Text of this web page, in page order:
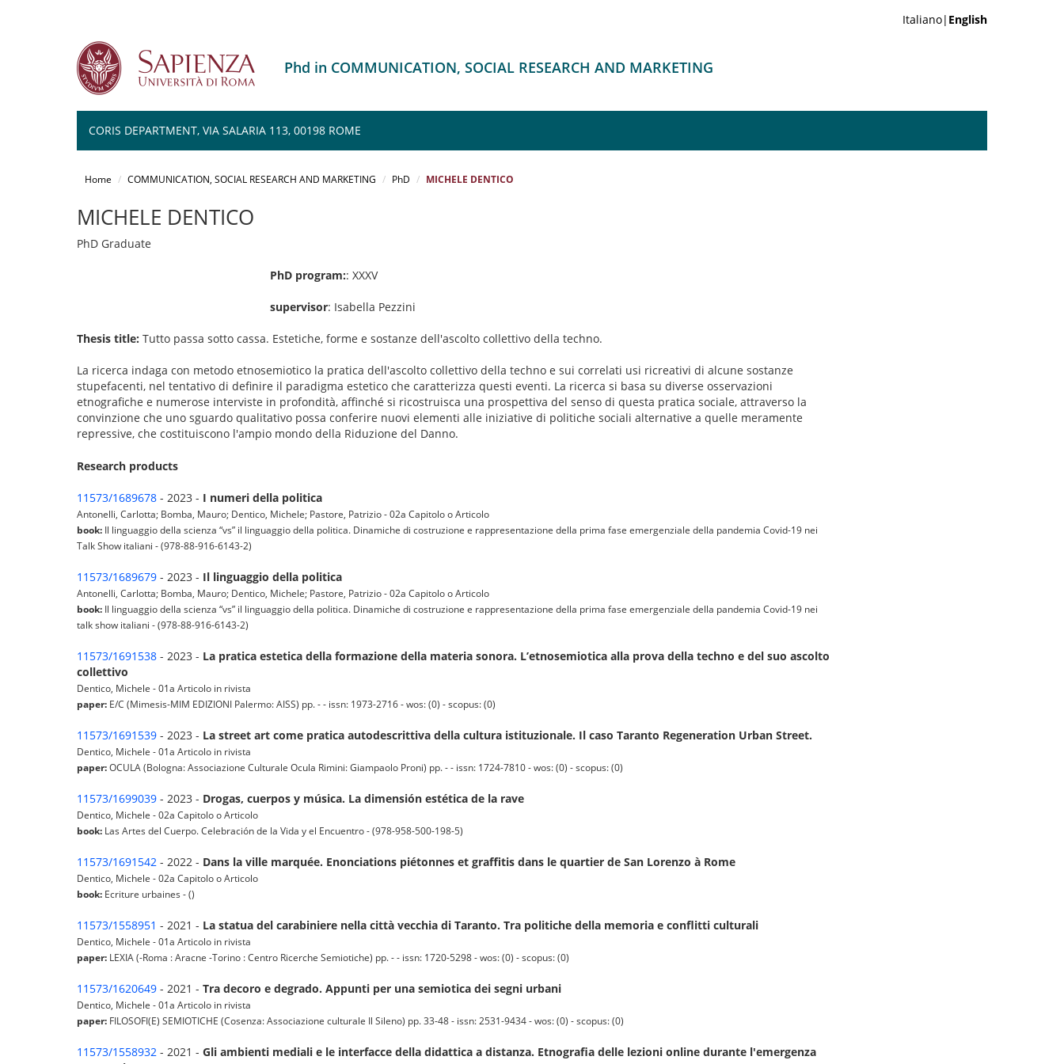
Italiano| English
Phd in COMMUNICATION, SOCIAL RESEARCH AND MARKETING
CORIS DEPARTMENT, VIA SALARIA 113, 00198 ROME
Home COMMUNICATION, SOCIAL RESEARCH AND MARKETING PhD MICHELE DENTICO
MICHELE DENTICO
PhD Graduate
PhD program:: XXXV
supervisor: Isabella Pezzini
Thesis title: Tutto passa sotto cassa. Estetiche, forme e sostanze dell'ascolto collettivo della techno.
La ricerca indaga con metodo etnosemiotico la pratica dell'ascolto collettivo della techno e sui correlati usi ricreativi di alcune sostanze
stupefacenti, nel tentativo di definire il paradigma estetico che caratterizza questi eventi. La ricerca si basa su diverse osservazioni
etnografiche e numerose interviste in profondità, affinché si ricostruisca una prospettiva del senso di questa pratica sociale, attraverso la
convinzione che uno sguardo qualitativo possa conferire nuovi elementi alle iniziative di politiche sociali alternative a quelle meramente
repressive, che costituiscono l'ampio mondo della Riduzione del Danno.
Research products
11573/1689678 - 2023 - I numeri della politica
Antonelli, Carlotta; Bomba, Mauro; Dentico, Michele; Pastore, Patrizio - 02a Capitolo o Articolo
book: Il linguaggio della scienza “vs” il linguaggio della politica. Dinamiche di costruzione e rappresentazione della prima fase emergenziale della pandemia Covid-19 nei
Talk Show italiani - (978-88-916-6143-2)
11573/1689679 - 2023 - Il linguaggio della politica
Antonelli, Carlotta; Bomba, Mauro; Dentico, Michele; Pastore, Patrizio - 02a Capitolo o Articolo
book: Il linguaggio della scienza “vs” il linguaggio della politica. Dinamiche di costruzione e rappresentazione della prima fase emergenziale della pandemia Covid-19 nei
talk show italiani - (978-88-916-6143-2)
11573/1691538 - 2023 - La pratica estetica della formazione della materia sonora. L’etnosemiotica alla prova della techno e del suo ascolto
collettivo
Dentico, Michele - 01a Articolo in rivista
paper: E/C (Mimesis-MIM EDIZIONI Palermo: AISS) pp. - - issn: 1973-2716 - wos: (0) - scopus: (0)
11573/1691539 - 2023 - La street art come pratica autodescrittiva della cultura istituzionale. Il caso Taranto Regeneration Urban Street.
Dentico, Michele - 01a Articolo in rivista
paper:OCULA (Bologna: Associazione Culturale Ocula Rimini: Giampaolo Proni) pp. - - issn: 1724-7810 - wos: (0) - scopus: (0)
11573/1699039 - 2023 - Drogas, cuerpos y música. La dimensión estética de la rave
Dentico, Michele - 02a Capitolo o Articolo
book: Las Artes del Cuerpo. Celebración de la Vida y el Encuentro - (978-958-500-198-5)
11573/1691542 - 2022 - Dans la ville marquée. Enonciations piétonnes et graffitis dans le quartier de San Lorenzo à Rome
Dentico, Michele - 02a Capitolo o Articolo
book: Ecriture urbaines - ()
11573/1558951 - 2021 - La statua del carabiniere nella città vecchia di Taranto. Tra politiche della memoria e conflitti culturali
Dentico, Michele - 01a Articolo in rivista
paper: LEXIA (-Roma : Aracne -Torino : Centro Ricerche Semiotiche) pp. - - issn: 1720-5298 - wos: (0) - scopus: (0)
11573/1620649 - 2021 - Tra decoro e degrado. Appunti per una semiotica dei segni urbani
Dentico, Michele - 01a Articolo in rivista
paper: FILOSOFI(E) SEMIOTICHE (Cosenza: Associazione culturale Il Sileno) pp. 33-48 - issn: 2531-9434 - wos: (0) - scopus: (0)
11573/1558932 - 2021 - Gli ambienti mediali e le interfacce della didattica a distanza. Etnografia delle lezioni online durante l'emergenza